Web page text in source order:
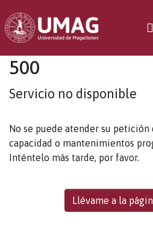
500
Servicio no disponible
No se puede atender su petición
capacidad o mantenimientos
Inténtelo más tarde, por favor.
Llévame a la